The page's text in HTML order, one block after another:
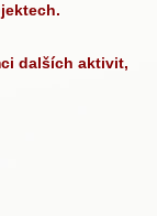
dalších aktivit,